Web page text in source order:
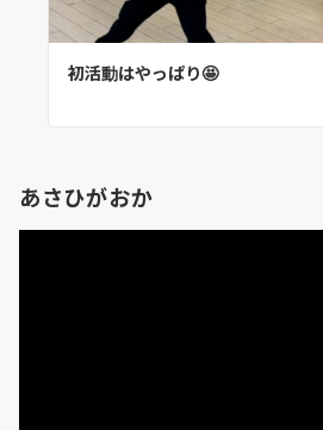
初活動はやっぱり🤩
あさひがおか